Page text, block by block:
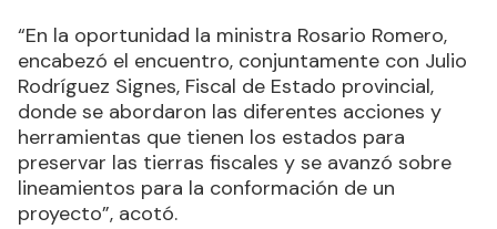
“En la oportunidad la ministra Rosario Romero,
encabezó el encuentro, conjuntamente con Julio
Rodríguez Signes, Fiscal de Estado provincial,
donde se abordaron las diferentes acciones y
herramientas que tienen los estados para
preservar las tierras fiscales y se avanzó sobre
lineamientos para la conformación de un
proyecto”, acotó.